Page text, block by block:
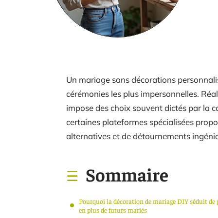
Un mariage sans décorations
cérémonies les plus impersonnelles.
impose des choix souvent dictés par la
certaines plateformes spécialisées
alternatives et de détournements
Sommaire
Pourquoi la décoration de mariage DIY séduit de
en plus de futurs mariés